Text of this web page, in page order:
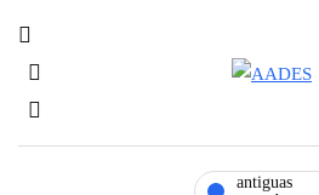
antiguas